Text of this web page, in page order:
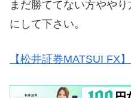
まだ勝ててない方やや
にして下さい。
【松井証券MATSUI FX】